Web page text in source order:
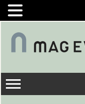
コ
キ
ッ
プ